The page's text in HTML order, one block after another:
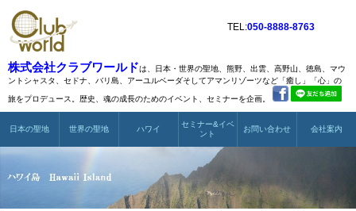
株式会社クラブワールドは、日本・世界の聖地、熊野、出雲、高野山、徳島、マウ
ントシャスタ、 セドナ、バリ島、アーユルベーダそしてアマンリゾーツなど 「癒し」「心」の
旅をプロデュース。歴史、魂の成長のためのイベント、セミナーを企画。
TEL:050-8888-8763
日本の聖地 世界の聖地 ハワイ
セミナー&イベ
ント
お問い合わせ 会社案内